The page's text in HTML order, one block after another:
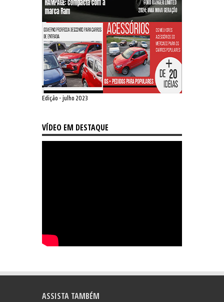
Edição - julho 2023
VÍDEO EM DESTAQUE
ASSISTA TAMBÉM